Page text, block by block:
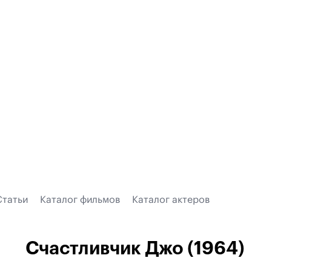
Каталог фильмов Каталог актеров
Счастливчик Джо (1964)